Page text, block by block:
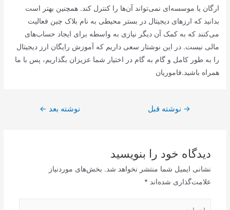
ارگان یا موسسه‌ای نمی‌تواند آن‌ها را کنترل کند. همچنین بهتر است
بدانید که ارزهای دیجیتال در بستر محیطی به نام بلاک چین فعالیت
می‌کنند که به کمک آن دیگر نیازی به واسطه برای ایجاد حساب‌های
مالی نیست. در این نوشتار سعی داریم که آموزش رایگان ارز دیجیتال
را به طور کامل و گام به گام در اختیار شما عزیزان بگذاریم، پس با ما
همراه باشید.فاموریان
راهبری→ نوشته قبل نوشته بعد ←
دیدگاه‌ خود را بنویسید
نشانی ایمیل شما منتشر نخواهد شد. بخش‌های موردنیاز
علامت‌گذاری شده‌اند *